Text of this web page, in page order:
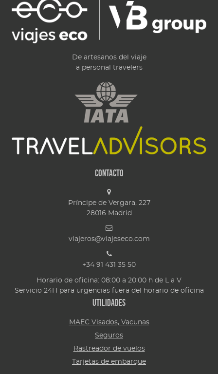
De artesanos del viaje
a personal travelers
Contacto
Príncipe de Vergara, 227
28016 Madrid
viajeros@viajeseco.com
+34 91 431 35 50
Horario de oficina: 08:00 a 20:00 h de L a V
Servicio 24H para urgencias fuera del horario de oficina
Utilidades
MAEC Visados, Vacunas
Seguros
Rastreador de vuelos
Tarjetas de embarque